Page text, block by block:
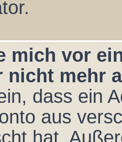
mich vor
nicht mehr
dass ein
aus
hat.